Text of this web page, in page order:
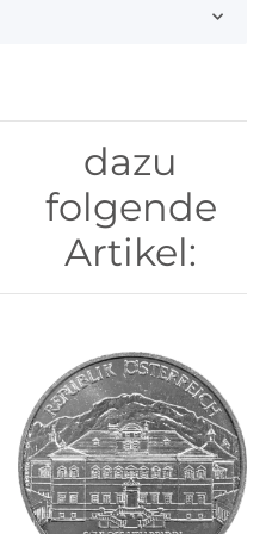
dazu
folgende
Artikel: